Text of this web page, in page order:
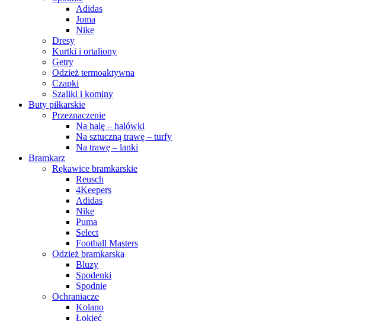
Adidas
Joma
Nike
Dresy
Kurtki i ortaliony
Getry
Odzież termoaktywna
Czapki
Szaliki i kominy
Buty piłkarskie
Przeznaczenie
Na halę – halówki
Na sztuczną trawę – turfy
Na trawę – lanki
Bramkarz
Rękawice bramkarskie
Reusch
4Keepers
Adidas
Nike
Puma
Select
Football Masters
Odzież bramkarska
Bluzy
Spodenki
Spodnie
Ochraniacze
Kolano
Łokieć